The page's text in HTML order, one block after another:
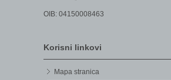
OIB: 04150008463
Korisni linkovi
Mapa stranica